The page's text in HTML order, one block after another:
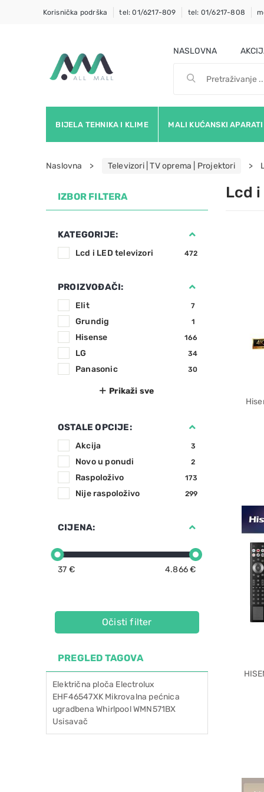
Korisnička podrška tel: 01/6217-809 tel: 01/6217-808
NASLOVNA
BIJELA TEHNIKA I KLIME MALI KUĆANSKI APARATI
Naslovna Televizori | TV oprema | Projektori
IZBOR FILTERA
KATEGORIJE:
Lcd i LED televizori 472
PROIZVOĐAČI:
Elit 7
Grundig 1
Hisense 166
LG 34
Panasonic 30
OSTALE OPCIJE:
Akcija 3
Novo u ponudi 2
Raspoloživo 173
Nije raspoloživo 299
CIJENA:
37 € 4.866 €
Očisti filter
PREGLED TAGOVA
Električna ploča Electrolux
EHF46547XK Mikrovalna pećnica
ugradbena WhirlpoolWMN571BX
Usisavač
Lcd